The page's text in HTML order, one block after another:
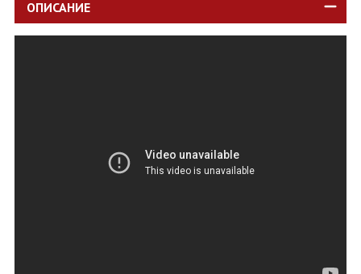
ОПИСАНИЕ